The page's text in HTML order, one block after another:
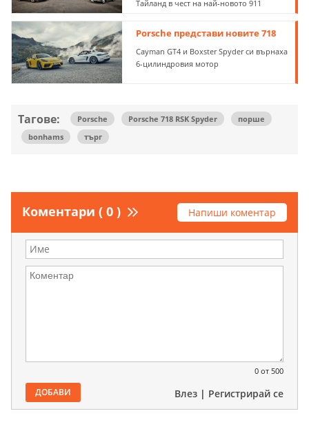
Тайланд в чест на най-новото 911
Porsche представи новите 718
Cayman GT4 и Boxster Spyder си върнаха
6-цилиндровия мотор
Тагове: Porsche Porsche 718 RSK Spyder
порше
bonhams
търг
Коментари ( 0 ) Напиши коментар
0 от 500
ДОБАВИ Влез | Регистрирай се